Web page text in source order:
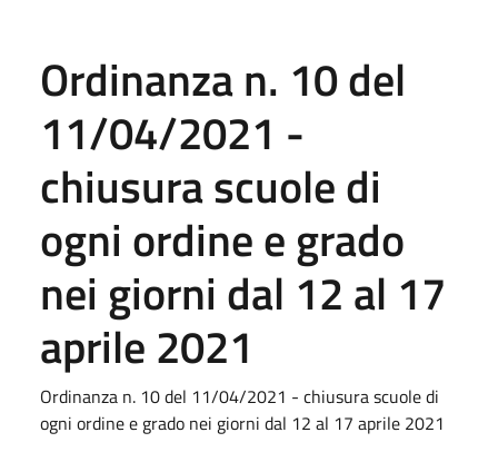
Ordinanza n. 10 del
11/04/2021 -
chiusura scuole di
ogni ordine e grado
nei giorni dal 12 al 17
aprile 2021
Ordinanza n. 10 del 11/04/2021 - chiusura scuole di
ogni ordine e grado nei giorni dal 12 al 17 aprile 2021